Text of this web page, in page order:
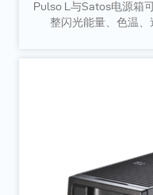
Pulso L与Satos电源箱
整闪光能量、色温、